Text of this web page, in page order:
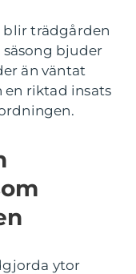
blir trädgården
bjuder
än väntat
en riktad insats
ytor